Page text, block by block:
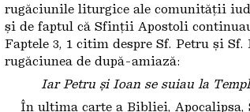
rugăciunile liturgice ale comunității
și de faptul că Sfinții Apostoli
Faptele 3, 1 citim despre Sf. Petru și
rugăciunea de după-amiază:
Iar Petru și Ioan se suiau la
În ultima carte a Bibliei, Apocalipsa,